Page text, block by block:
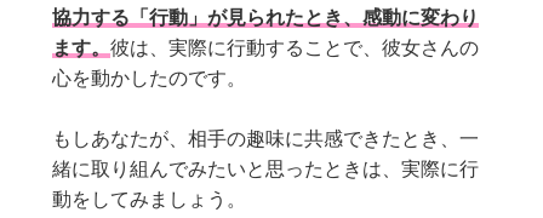
協力する「行動」が見られたとき、感動に変わり
ます。彼は、実際に行動することで、彼女さんの
心を動かしたのです。
もしあなたが、相手の趣味に共感できたとき、一
緒に取り組んでみたいと思ったときは、実際に行
動をしてみましょう。